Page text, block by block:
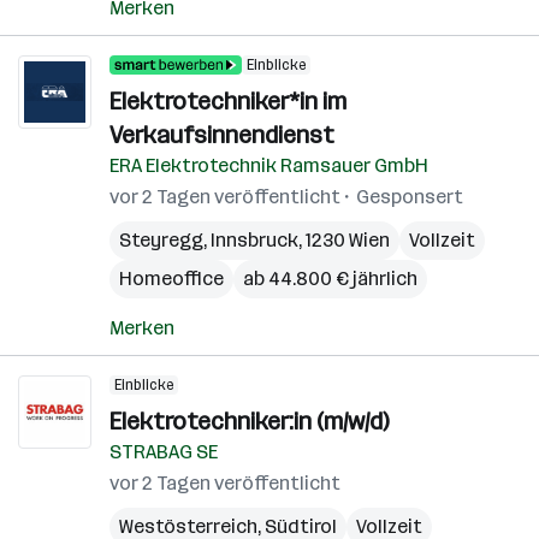
Merken
Einblicke
Elektrotechniker*in im
Verkaufsinnendienst
ERA Elektrotechnik Ramsauer GmbH
vor 2 Tagen veröffentlicht
Gesponsert
Steyregg, Innsbruck,1230 Wien
Vollzeit
Homeoffice
ab 44.800 € jährlich
Merken
Einblicke
Elektrotechniker:in (m/w/d)
STRABAG SE
vor 2 Tagen veröffentlicht
Westösterreich, Südtirol Vollzeit